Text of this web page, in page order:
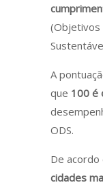
(Objetivos
A
que 100 é
ODS.
De acordo
cidades